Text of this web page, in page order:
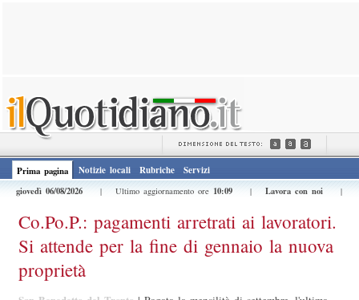
Prima pagina Notizie locali Rubriche
Servizi
giovedì 06/08/2026
| Ultimo aggiornamento ore 10:09 | Lavora con noi |
Co.Po.P.: pagamenti arretrati ai lavoratori.
Si attende per la fine di gennaio la nuova
proprietà